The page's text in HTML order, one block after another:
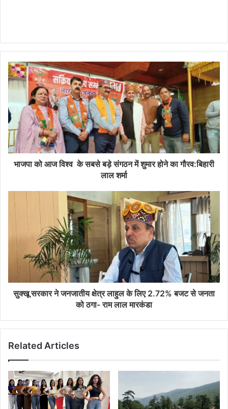
भाजपा को आज विश्व के सबसे बड़े संगठन में शुमार होने का गौरव:बिहारी
लाल शर्मा
सुक्खू सरकार ने जनजातीय क्षेत्र लाहुल के लिए 2.72% बजट से जनता
को ठगा- राम लाल मारकंडा
Related Articles